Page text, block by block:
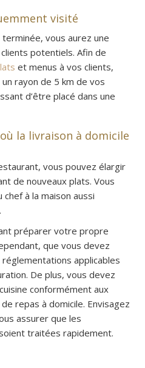
visité
vous aurez une
potentiels. Afin de
et menus à vos clients,
rayon de 5 km de vos
d’être placé dans une
la livraison à domicile
vous pouvez élargir
de nouveaux plats. Vous
à la maison aussi
préparer votre propre
que vous devez
applicables
De plus, vous devez
conformément aux
repas à domicile. Envisagez
assurer que les
traitées rapidement.